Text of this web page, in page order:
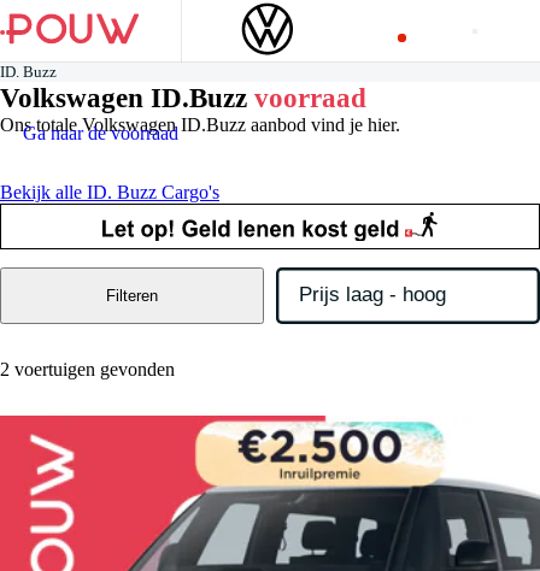
ID. Buzz
Volkswagen ID.Buzz voorraad
Ons totale Volkswagen ID.Buzz aanbod vind je hier.
Bekijk alle ID. Buzz Cargo's
Ga naar de voorraad
2 voertuigen gevonden
Filteren